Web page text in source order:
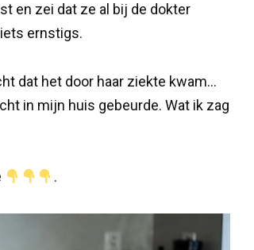
en zei dat ze al bij de dokter
ernstigs.
dat het door haar ziekte kwam…
in mijn huis gebeurde. Wat ik zag
.